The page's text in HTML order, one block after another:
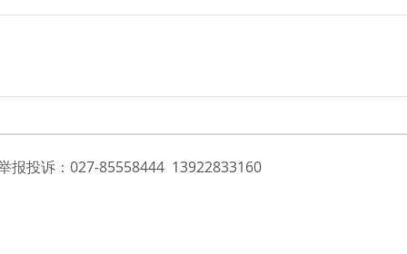
报投诉：027-85558444 13922833160